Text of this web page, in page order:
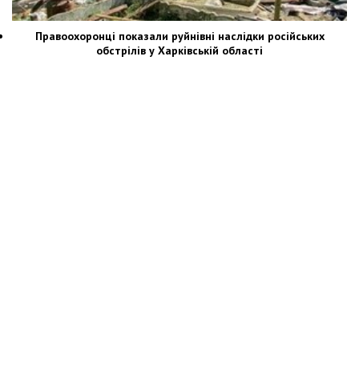
Правоохоронці показали руйнівні наслідки російських
обстрілів у Харківській області